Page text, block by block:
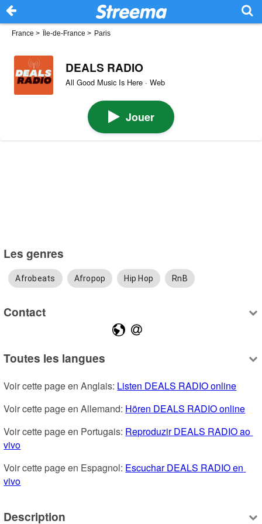
France > Île-de-France > Paris
DEALS RADIO
All Good Music Is Here · Web
Jouer
Les genres
Afrobeats Afropop Hip Hop RnB
Contact
Toutes les langues
Voir cette page en Anglais: Listen DEALS RADIO online
Voir cette page en Allemand: Hören DEALS RADIO online
Voir cette page en Portugais: Reproduzir DEALS RADIO ao
vivo
Voir cette page en Espagnol: Escuchar DEALS RADIO en
vivo
Description